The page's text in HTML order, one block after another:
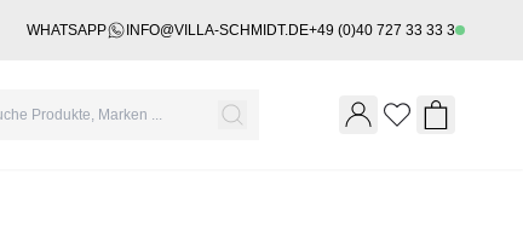
WHATSAPP INFO@VILLA-SCHMIDT.DE+49 (0)40 727 33 33 3
Wishlist